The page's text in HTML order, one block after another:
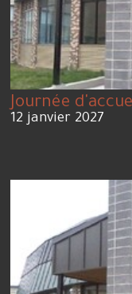
Journée
12 janvier 2027